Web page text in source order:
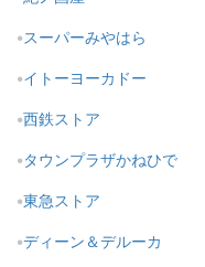
スーパーみやはら
イトーヨーカドー
西鉄ストア
タウンプラザかねひで
東急ストア
ディーン＆デルーカ